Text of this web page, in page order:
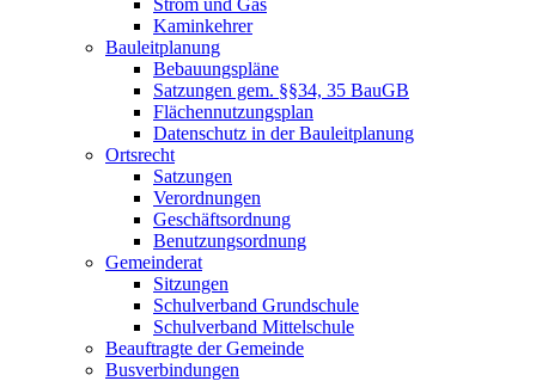
Strom und Gas
Kaminkehrer
Bauleitplanung
Bebauungspläne
Satzungen gem. §§34, 35 BauGB
Flächennutzungsplan
Datenschutz in der Bauleitplanung
Ortsrecht
Satzungen
Verordnungen
Geschäftsordnung
Benutzungsordnung
Gemeinderat
Sitzungen
Schulverband Grundschule
Schulverband Mittelschule
Beauftragte der Gemeinde
Busverbindungen